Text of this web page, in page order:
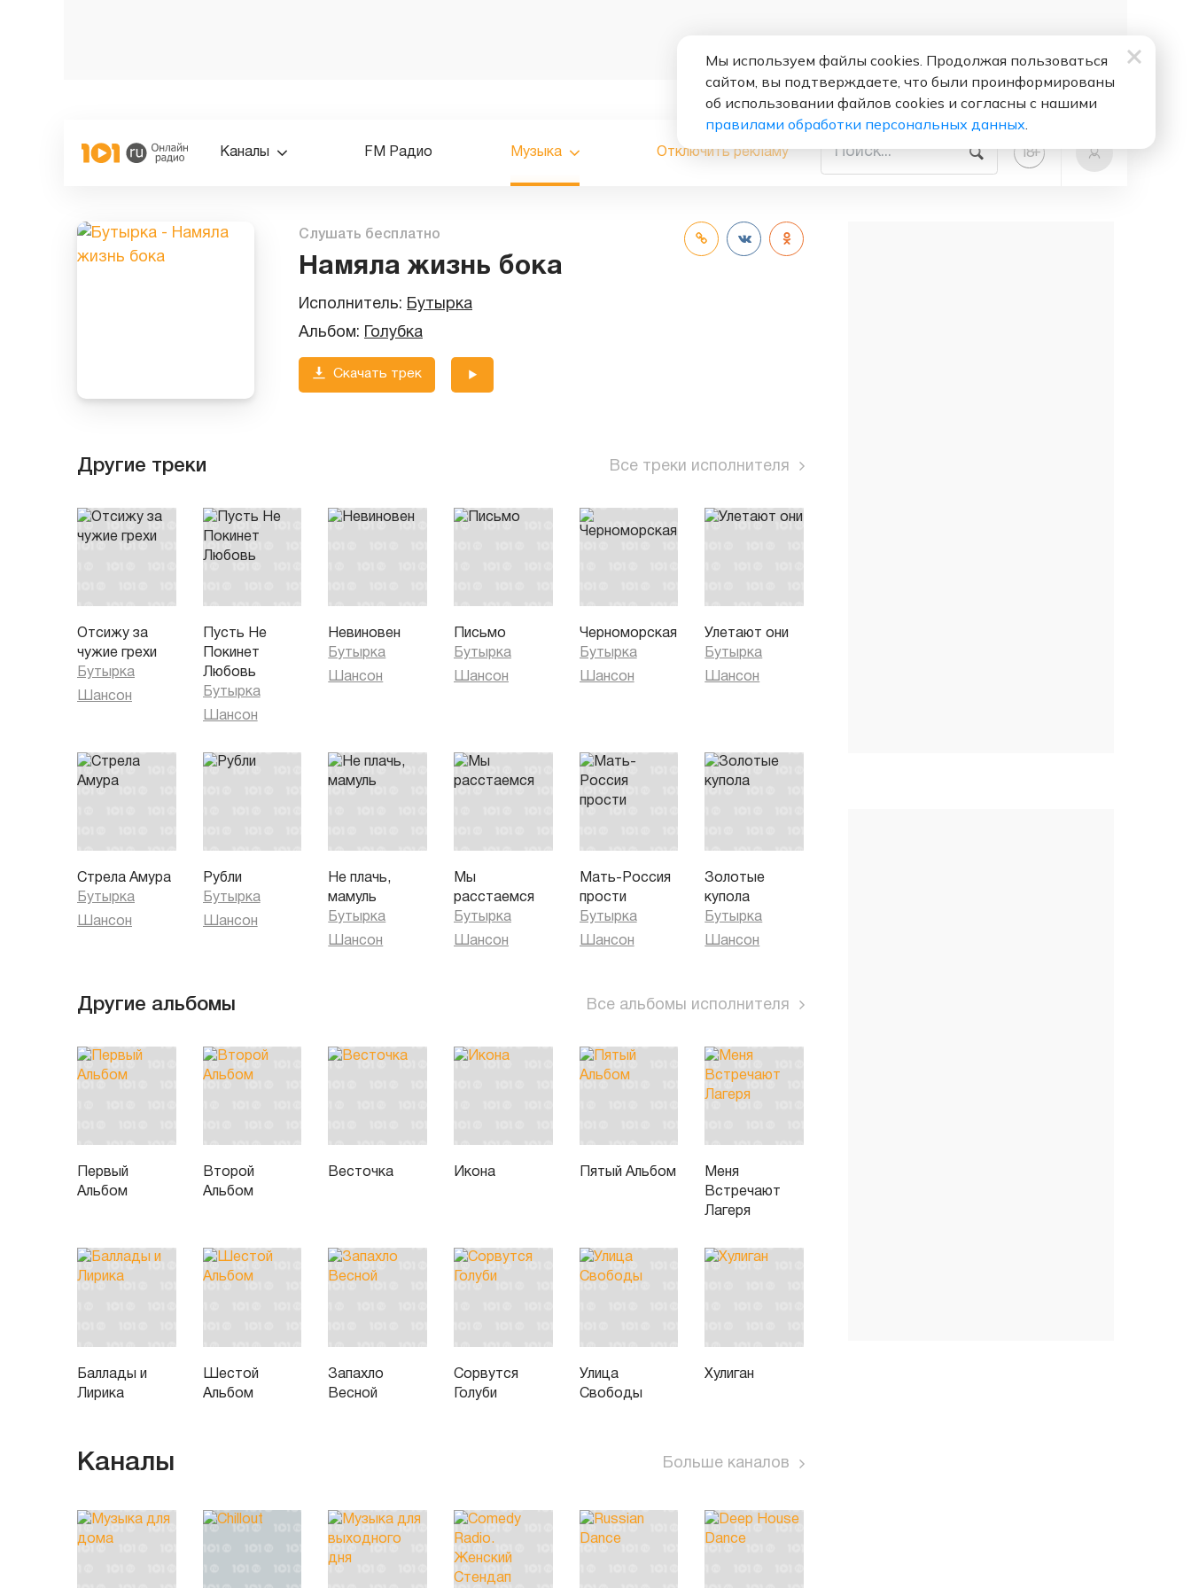
Каналы FM Радио Музыка Отключить рекламу 18+
Слушать бесплатно
Намяла жизнь бока
Исполнитель: Бутырка
Альбом:
Голубка
Скачать трек
Другие треки Все треки исполнителя
Отсижу за
чужие грехи
Бутырка
Шансон
Пусть Не
Покинет
Любовь
Бутырка
Шансон
Невиновен
Бутырка
Шансон
Письмо
Бутырка
Шансон
Черноморская
Бутырка
Шансон
Улетают они
Бутырка
Шансон
Стрела Амура
Бутырка
Шансон
Рубли
Бутырка
Шансон
Не плачь,
мамуль
Бутырка
Шансон
Мы
расстаемся
Бутырка
Шансон
Мать-Россия
прости
Бутырка
Шансон
Золотые
купола
Бутырка
Шансон
Другие альбомы Все альбомы исполнителя
Первый
Альбом
Второй
Альбом
Весточка Икона Пятый Альбом
Меня
Встречают
Лагеря
Баллады и
Лирика
Шестой
Альбом
Запахло
Весной
Сорвутся
Голуби
Улица
Свободы
Хулиган
Каналы Больше каналов
Мы используем файлы cookies. Продолжая пользоваться
сайтом, вы подтверждаете, что были проинформированы
об использовании файлов cookies и согласны с нашими
правилами обработки персональных данных.